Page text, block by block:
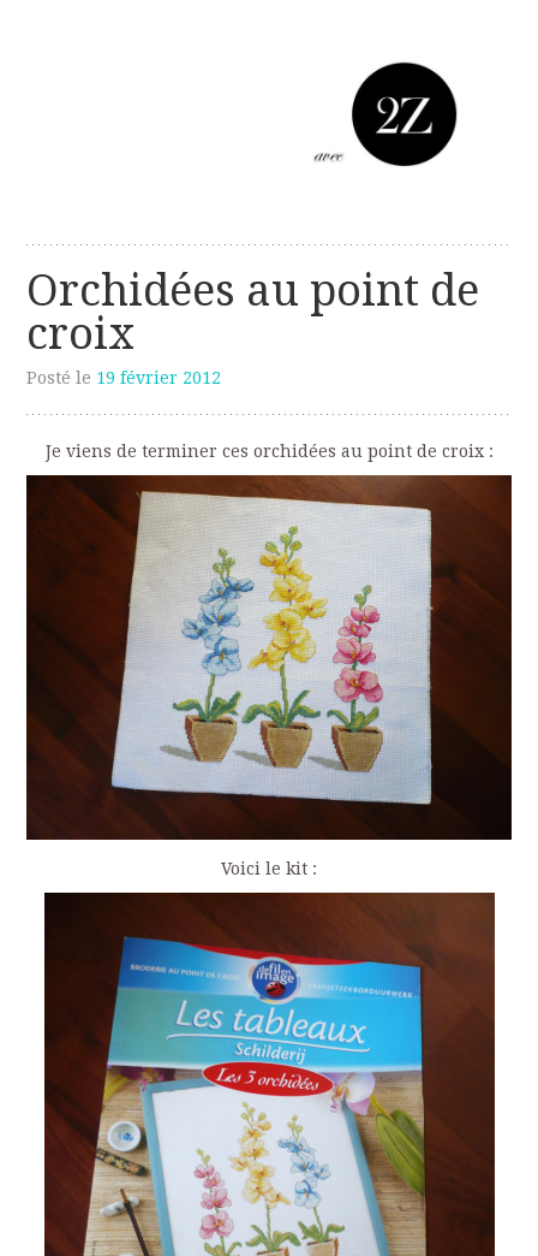
avec deux z
Orchidées au point de
croix
Posté le 19 février 2012
Je viens de terminer ces orchidées au point de croix :
Voici le kit :